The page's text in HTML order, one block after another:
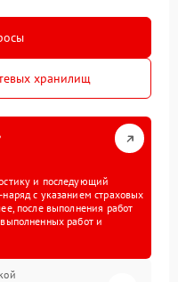
хранилищ
и последующий
с указанием страховых
после выполнения работ
работ и